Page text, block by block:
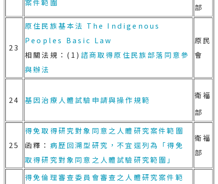
部
23
原住民族基本法 The Indigenous
Peoples Basic Law
相關法規：(1) 諮商取得原住民族部落同意參
與辦法
原民
會
24 基因治療人體試驗申請與操作規範
衛福
部
25
得免取得研究對象同意之人體研究案件範圍
函釋： 病歷回溯型研究，不宜逕列為「得免
取得研究對象同意之人體試驗研究範圍」
衛福
部
得免倫理審查委員會審查之人體研究案件範